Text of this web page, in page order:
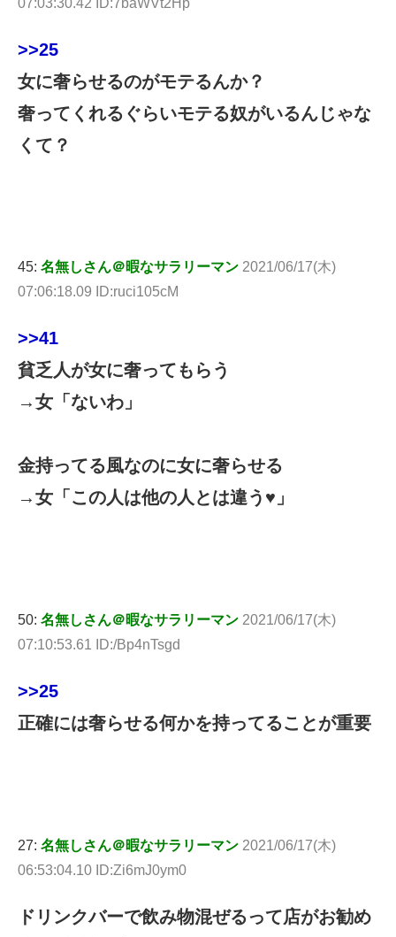
>>25
女に奢らせるのがモテるんか？
奢ってくれるぐらいモテる奴がいるんじゃな
くて？
45: 名無しさん＠暇なサラリーマン 2021/06/17(木)
07:06:18.09 ID:ruci105cM
>>41
貧乏人が女に奢ってもらう
→女「ないわ」
金持ってる風なのに女に奢らせる
→女「この人は他の人とは違う♥」
50: 名無しさん＠暇なサラリーマン 2021/06/17(木)
07:10:53.61 ID:/Bp4nTsgd
>>25
正確には奢らせる何かを持ってることが重要
27: 名無しさん＠暇なサラリーマン 2021/06/17(木)
06:53:04.10 ID:Zi6mJ0ym0
ドリンクバーで飲み物混ぜるって店がお勧め